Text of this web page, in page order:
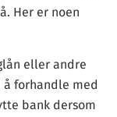
Her er noen
eller andre
forhandle med
bank dersom